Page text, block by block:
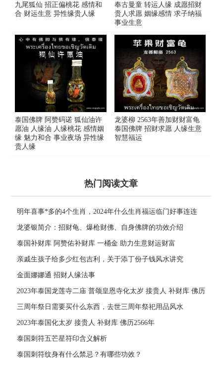
九尾狐仙 招正偏桃花 感情和
合 财运生意 异性缘贵人缘
奉古曼童 转运人缘 成愿招财
贵人求愿 姻缘感情 求子纳福
事业生意
泰国佛牌 阿赞码诺 狐仙油许
愿油 人缘油 人缘桃花 感情姻
缘 魅力和合 事业夜场 异性缘
贵人缘
龙婆柳 2563年善加财财富龟
泰国佛牌 招财求愿 人缘生意
智慧福运
热门阅读文章
明年喜事*多的4个生肖，2024年什么生肖福运临门好事连连
龙婆银简介：招财龟、爆枪财佛、自身佛牌的功效介绍
泰国补财库 阿赞佑补财库 一桶金 助力生意财运财富
亲戚生孩子给多少红包吉利，关于添丁份子钱风水讲究
金面娜娜通 招财人缘法事
2023年泰国龙莲寺二庙 普颂皇恩寺化太岁 接贵人 补财库 佛历
2566年
三周年祭日需要买什么东西，去世三周年祭祀用品风水
2023年泰国化太岁 接贵人 补财库 佛历2566年
泰国刺符五芒星符印含义解析
泰国刺符纹身有什么禁忌？有哪些功效？